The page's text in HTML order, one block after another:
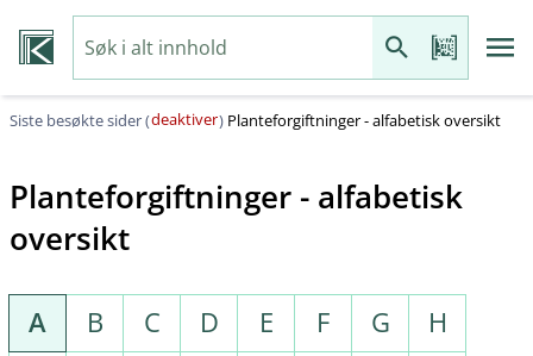
Siste besøkte sider (deaktiver) Planteforgiftninger - alfabetisk oversikt
Planteforgiftninger - alfabetisk
oversikt
A B C D E F G
H